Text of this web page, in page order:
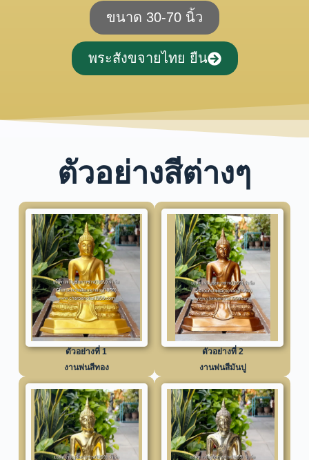
ขนาด 30-70 นิ้ว
พระสังขจายไทย ยืน
ตัวอย่างสีต่างๆ
ตัวอย่างที่ 1
งานพ่นสีทอง
ตัวอย่างที่ 2
งานพ่นสีมันปู